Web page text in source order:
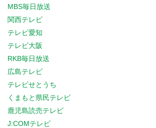
MBS毎日放送
関西テレビ
テレビ愛知
テレビ大阪
RKB毎日放送
広島テレビ
テレビせとうち
くまもと県民テレビ
鹿児島読売テレビ
J:COMテレビ